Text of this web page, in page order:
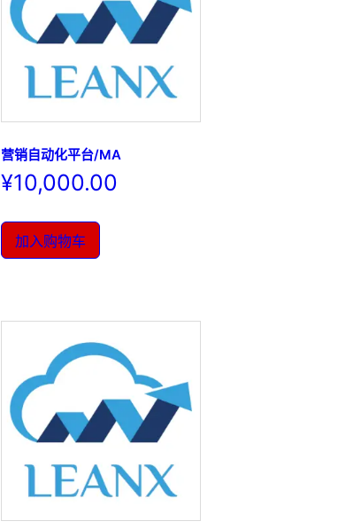
营销自动化平台/MA
¥10,000.00
加入购物车